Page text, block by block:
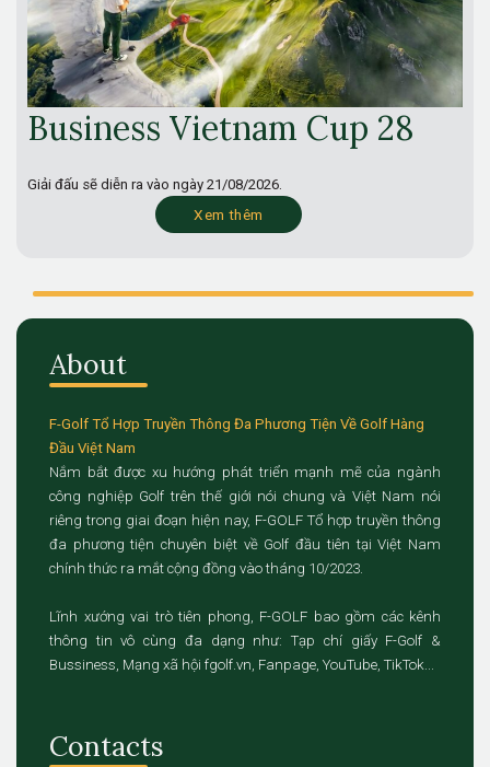
Business Vietnam Cup 28
Giải đấu sẽ diễn ra vào ngày 21/08/2026.
Xem thêm
About
F-Golf Tổ Hợp Truyền Thông Đa Phương Tiện Về Golf Hàng
Đầu Việt Nam
Nắm bắt được xu hướng phát triển mạnh mẽ của ngành
công nghiệp Golf trên thế giới nói chung và Việt Nam nói
riêng trong giai đoạn hiện nay, F-GOLF Tổ hợp truyền thông
đa phương tiện chuyên biệt về Golf đầu tiên tại Việt Nam
chính thức ra mắt cộng đồng vào tháng 10/2023.
Lĩnh xướng vai trò tiên phong, F-GOLF bao gồm các kênh
thông tin vô cùng đa dạng như: Tạp chí giấy F-Golf &
Bussiness, Mạng xã hội fgolf.vn, Fanpage, YouTube, TikTok...
Contacts